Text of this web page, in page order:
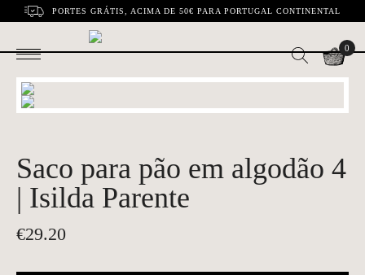
PORTES GRÁTIS, ACIMA DE 50€ PARA PORTUGAL CONTINENTAL
0
Saco para pão em algodão 4
| Isilda Parente
€29.20